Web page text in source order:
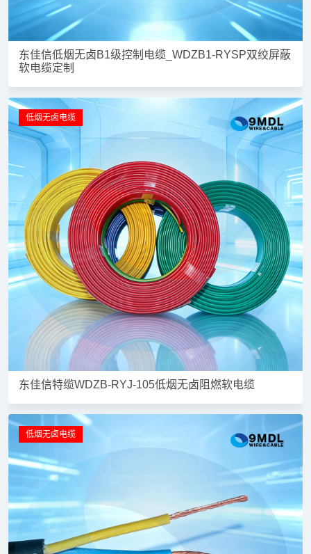
东佳信低烟无卤B1级控制电缆_WDZB1-RYSP双绞屏蔽
软电缆定制
低烟无卤电缆
东佳信特缆WDZB-RYJ-105低烟无卤阻燃软电缆
低烟无卤电缆